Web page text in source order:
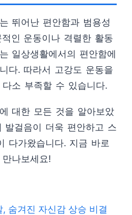
뛰어난 편안함과 범용성
인 운동이나 격렬한 활동
일상생활에서의 편안함에
다. 따라서 고강도 운동을
소 부족할 수 있습니다.
대한 모든 것을 알아보았
발걸음이 더욱 편안하고 스
다가왔습니다. 지금 바로
나보세요!
숨겨진 자신감 상승 비결